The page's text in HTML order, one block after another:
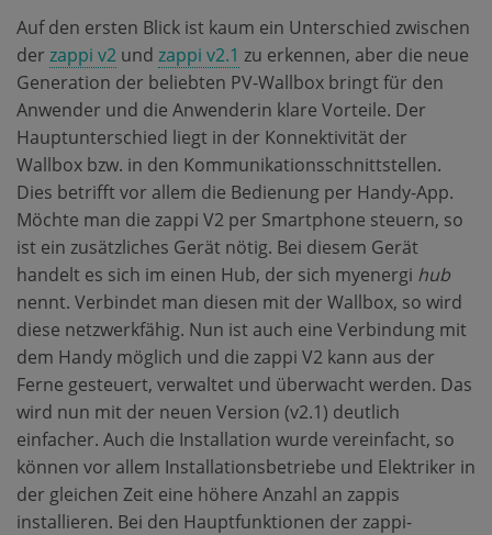
Auf den ersten Blick ist kaum ein Unterschied zwischen
der zappi v2 und zappi v2.1 zu erkennen, aber die neue
Generation der beliebten PV-Wallbox bringt für den
Anwender und die Anwenderin klare Vorteile. Der
Hauptunterschied liegt in der Konnektivität der
Wallbox bzw. in den Kommunikationsschnittstellen.
Dies betrifft vor allem die Bedienung per Handy-App.
Möchte man die zappi V2 per Smartphone steuern, so
ist ein zusätzliches Gerät nötig. Bei diesem Gerät
handelt es sich im einen Hub, der sich myenergi hub
nennt. Verbindet man diesen mit der Wallbox, so wird
diese netzwerkfähig. Nun ist auch eine Verbindung mit
dem Handy möglich und die zappi V2 kann aus der
Ferne gesteuert, verwaltet und überwacht werden. Das
wird nun mit der neuen Version (v2.1) deutlich
einfacher. Auch die Installation wurde vereinfacht, so
können vor allem Installationsbetriebe und Elektriker in
der gleichen Zeit eine höhere Anzahl an zappis
installieren. Bei den Hauptfunktionen der zappi-